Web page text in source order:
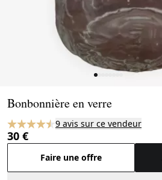
Bonbonnière en verre
9 avis sur ce vendeur
30 €
Faire une offre